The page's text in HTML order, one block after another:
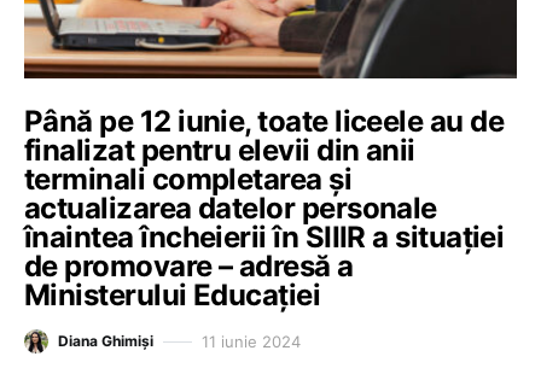
Până pe 12 iunie, toate liceele au de
finalizat pentru elevii din anii
terminali completarea și
actualizarea datelor personale
înaintea încheierii în SIIIR a situației
de promovare – adresă a
Ministerului Educației
Diana Ghimiși 11 iunie 2024